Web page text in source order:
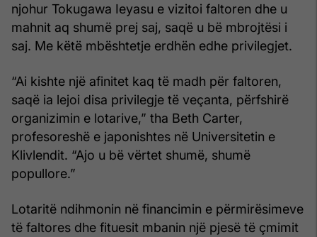
njohur Tokugawa Ieyasu e vizitoi faltoren dhe u
mahnit aq shumë prej saj, saqë u bë mbrojtësi i
saj. Me këtë mbështetje erdhën edhe privilegjet.
“Ai kishte një afinitet kaq të madh për faltoren,
saqë ia lejoi disa privilegje të veçanta, përfshirë
organizimin e lotarive,” tha Beth Carter,
profesoreshë e japonishtes në Universitetin e
Klivlendit. “Ajo u bë vërtet shumë, shumë
popullore.”
Lotaritë ndihmonin në financimin e përmirësimeve
të faltores dhe fituesit mbanin një pjesë të çmimit